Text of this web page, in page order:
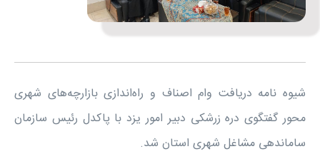
شیوه نامه دریافت وام اصناف و راه‌اندازی بازارچه‌های شهری
محور گفتگوی دره زرشکی دبیر امور یزد با پاکدل رئیس سازمان
ساماندهی مشاغل شهری استان شد.